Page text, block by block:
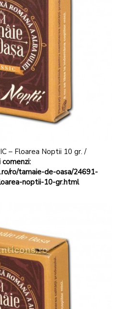
– Floarea Noptii 10 gr. /
ro/tamaie-de-oasa/24691-
noptii-10-gr.html